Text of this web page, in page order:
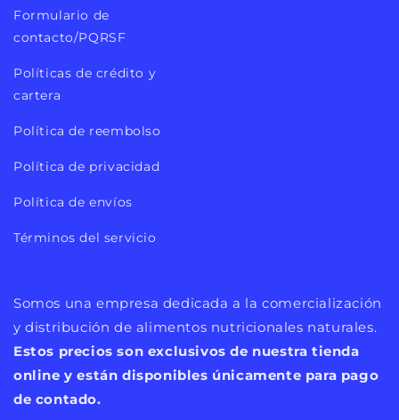
Formulario de
contacto/PQRSF
Políticas de crédito y
cartera
Política de reembolso
Política de privacidad
Política de envíos
Términos del servicio
Somos una empresa dedicada a la comercialización
y distribución de alimentos nutricionales naturales.
Estos precios son exclusivos de nuestra tienda
online y están disponibles únicamente para pago
de contado.